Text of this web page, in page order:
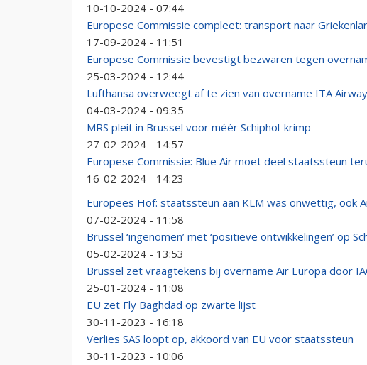
10-10-2024 - 07:44
Europese Commissie compleet: transport naar
17-09-2024 - 11:51
Europese Commissie bevestigt bezwaren tegen
25-03-2024 - 12:44
Lufthansa overweegt af te zien van overname ITA
04-03-2024 - 09:35
MRS pleit in Brussel voor méér Schiphol-krimp
27-02-2024 - 14:57
Europese Commissie: Blue Air moet deel staatssteun
16-02-2024 - 14:23
Europees Hof: staatssteun aan KLM was onwettig, ook
07-02-2024 - 11:58
Brussel ‘ingenomen’ met ‘positieve ontwikkelingen’ op
05-02-2024 - 13:53
Brussel zet vraagtekens bij overname Air Europa door
25-01-2024 - 11:08
EU zet Fly Baghdad op zwarte lijst
30-11-2023 - 16:18
Verlies SAS loopt op, akkoord van EU voor staatssteun
30-11-2023 - 10:06